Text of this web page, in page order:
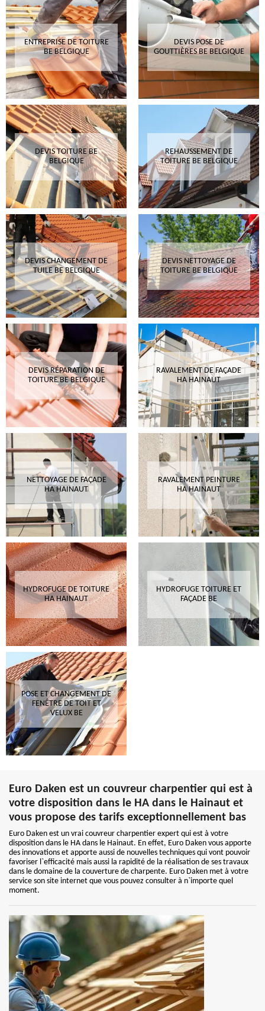
ENTREPRISE DE TOITURE
BE BELGIQUE
DEVIS POSE DE
GOUTTIÈRES BE BELGIQUE
DEVIS TOITURE BE
BELGIQUE
REHAUSSEMENT DE
TOITURE BE BELGIQUE
DEVIS CHANGEMENT DE
TUILE BE BELGIQUE
DEVIS NETTOYAGE DE
TOITURE BE BELGIQUE
DEVIS RÉPARATION DE
TOITURE BE BELGIQUE
RAVALEMENT DE FAÇADE
HA HAINAUT
NETTOYAGE DE FAÇADE
HA HAINAUT
RAVALEMENT PEINTURE
HA HAINAUT
HYDROFUGE DE TOITURE
HA HAINAUT
HYDROFUGE TOITURE ET
FAÇADE BE
POSE ET CHANGEMENT DE
FENÊTRE DE TOIT ET
VELUX BE
Euro Daken est un couvreur charpentier qui est à
votre disposition dans le HA dans le Hainaut et
vous propose des tarifs exceptionnellement bas
Euro Daken est un vrai couvreur charpentier expert qui est à votre
disposition dans le HA dans le Hainaut. En effet, Euro Daken vous apporte
des innovations et apporte aussi de nouvelles techniques qui vont pouvoir
favoriser l`efficacité mais aussi la rapidité de la réalisation de ses travaux
dans le domaine de la couverture de charpente. Euro Daken met à votre
service son site internet que vous pouvez consulter à n`importe quel
moment.